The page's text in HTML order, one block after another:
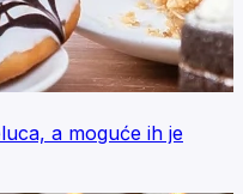
a moguće ih je